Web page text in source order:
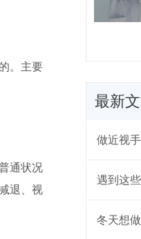
。主要
通状况
退、视
最新
做近视
遇到这